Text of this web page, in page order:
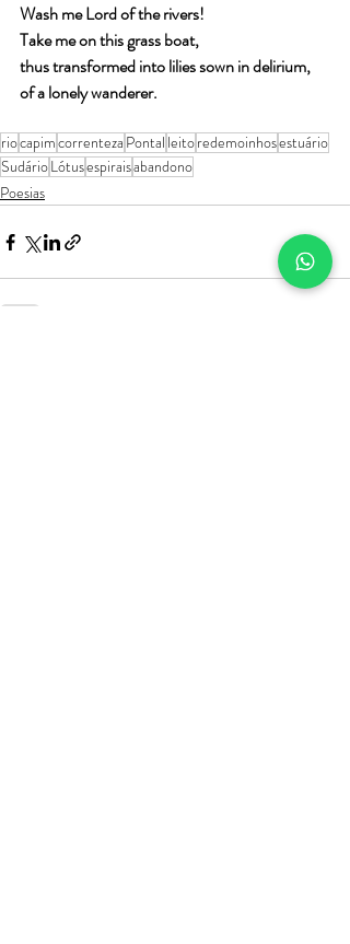
Wash me Lord of the rivers!
Take me on this grass boat,
thus transformed into lilies sown in delirium,
of a lonely wanderer.
riocapimcorrenteza Pontal leitoredemoinhosestuário
SudárioLótusespiraisabandono
Poesias